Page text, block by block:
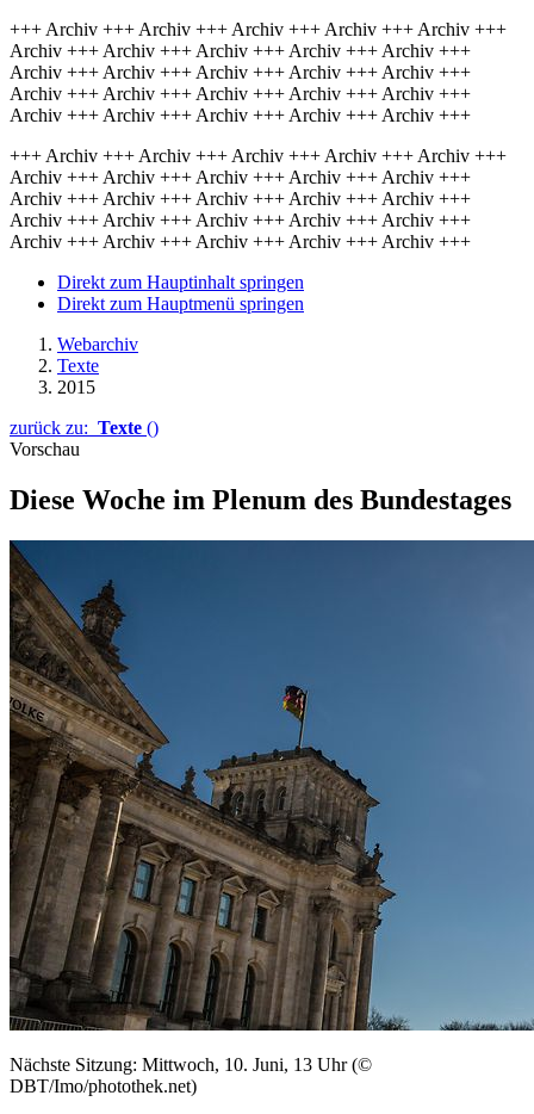
+++ Archiv +++ Archiv +++ Archiv +++ Archiv +++ Archiv +++
Archiv +++ Archiv +++ Archiv +++ Archiv +++ Archiv +++
Archiv +++ Archiv +++ Archiv +++ Archiv +++ Archiv +++
Archiv +++ Archiv +++ Archiv +++ Archiv +++ Archiv +++
Archiv +++ Archiv +++ Archiv +++ Archiv +++ Archiv +++
+++ Archiv +++ Archiv +++ Archiv +++ Archiv +++ Archiv +++
Archiv +++ Archiv +++ Archiv +++ Archiv +++ Archiv +++
Archiv +++ Archiv +++ Archiv +++ Archiv +++ Archiv +++
Archiv +++ Archiv +++ Archiv +++ Archiv +++ Archiv +++
Archiv +++ Archiv +++ Archiv +++ Archiv +++ Archiv +++
Direkt zum Hauptinhalt springen
Direkt zum Hauptmenü springen
Webarchiv
Texte
2015
zurück zu: Texte ()
Vorschau
Diese Woche im Plenum des Bundestages
Nächste Sitzung: Mittwoch, 10. Juni, 13 Uhr (©
DBT/Imo/photothek.net)